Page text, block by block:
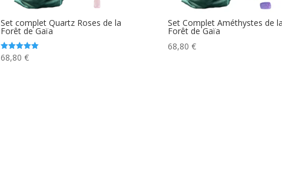
Set complet Quartz Roses de la
Forêt de Gaïa
Note
5.00
68,80 €
Set Complet Améthystes de
Forêt de Gaïa
68,80 €